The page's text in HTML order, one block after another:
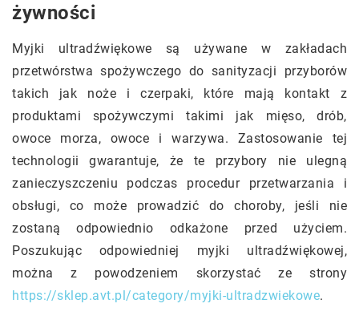
żywności
Myjki ultradźwiękowe są używane w zakładach
przetwórstwa spożywczego do sanityzacji przyborów
takich jak noże i czerpaki, które mają kontakt z
produktami spożywczymi takimi jak mięso, drób,
owoce morza, owoce i warzywa. Zastosowanie tej
technologii gwarantuje, że te przybory nie ulegną
zanieczyszczeniu podczas procedur przetwarzania i
obsługi, co może prowadzić do choroby, jeśli nie
zostaną odpowiednio odkażone przed użyciem.
Poszukując odpowiedniej myjki ultradźwiękowej,
można z powodzeniem skorzystać ze strony
https://sklep.avt.pl/category/myjki-ultradzwiekowe.